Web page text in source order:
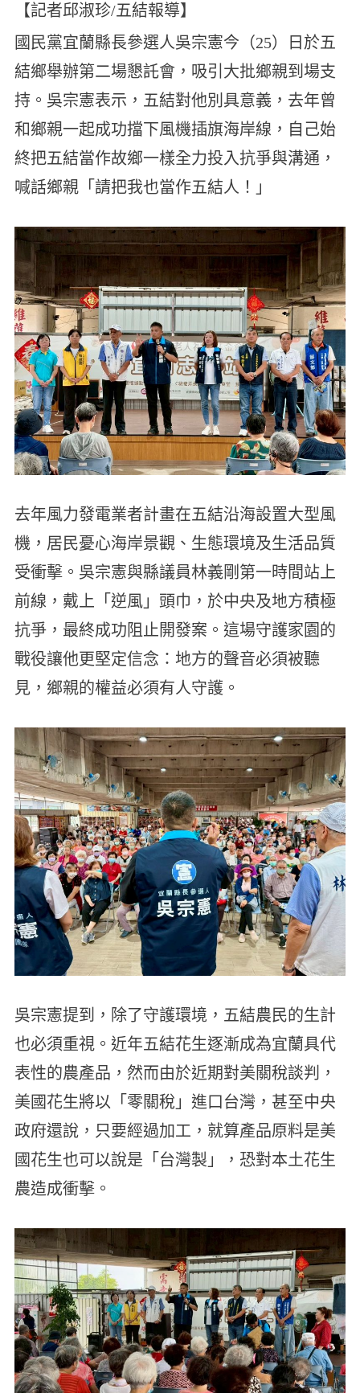
【記者邱淑珍/五結報導】
國民黨宜蘭縣長參選人吳宗憲今（25）日於五
結鄉舉辦第二場懇託會，吸引大批鄉親到場支
持。吳宗憲表示，五結對他別具意義，去年曾
和鄉親一起成功擋下風機插旗海岸線，自己始
終把五結當作故鄉一樣全力投入抗爭與溝通，
喊話鄉親「請把我也當作五結人！」
去年風力發電業者計畫在五結沿海設置大型風
機，居民憂心海岸景觀、生態環境及生活品質
受衝擊。吳宗憲與縣議員林義剛第一時間站上
前線，戴上「逆風」頭巾，於中央及地方積極
抗爭，最終成功阻止開發案。這場守護家園的
戰役讓他更堅定信念：地方的聲音必須被聽
見，鄉親的權益必須有人守護。
吳宗憲提到，除了守護環境，五結農民的生計
也必須重視。近年五結花生逐漸成為宜蘭具代
表性的農產品，然而由於近期對美關稅談判，
美國花生將以「零關稅」進口台灣，甚至中央
政府還說，只要經過加工，就算產品原料是美
國花生也可以說是「台灣製」，恐對本土花生
農造成衝擊。